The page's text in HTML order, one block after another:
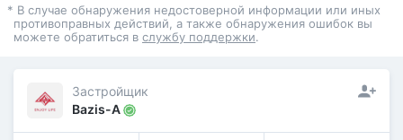
* В случае обнаружения недостоверной информации или иных
противоправных действий, а также обнаружения ошибок вы
можете обратиться в службу поддержки.
Застройщик
Bazis-A